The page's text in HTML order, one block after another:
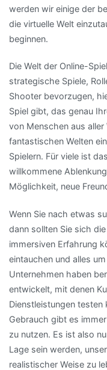
werden wir einige der
die virtuelle Welt
beginnen.
Die Welt der Online-
strategische Spiele,
Shooter bevorzugen,
Spiel gibt, das genau
von Menschen aus
fantastischen Welten
Spielern. Für viele ist
willkommene
Möglichkeit, neue
Wenn Sie nach etwas
dann sollten Sie sich
immersiven Erfahrung
eintauchen und alles
Unternehmen haben
entwickelt, mit denen
Dienstleistungen
Gebrauch gibt es
zu nutzen. Es ist also
Lage sein werden,
realistischer Weise zu